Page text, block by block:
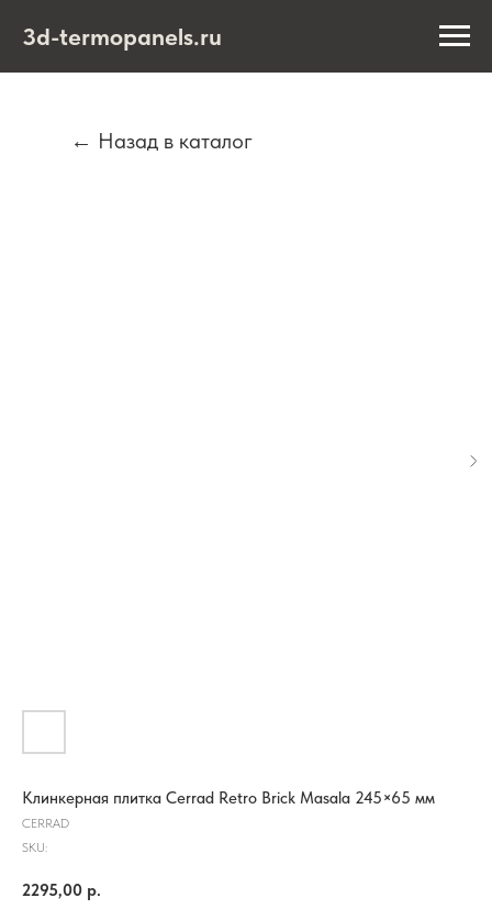
3d-termopanels.ru
← Назад в каталог
Клинкерная плитка Cerrad Retro Brick Masala 245×65 мм
CERRAD
SKU:
2295,00 р.